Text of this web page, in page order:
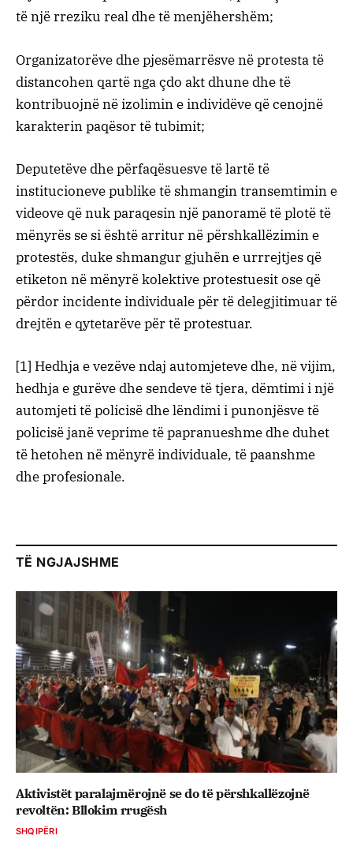
të një rreziku real dhe të menjëhershëm;
Organizatorëve dhe pjesëmarrësve në protesta të
distancohen qartë nga çdo akt dhune dhe të
kontribuojnë në izolimin e individëve që cenojnë
karakterin paqësor të tubimit;
Deputetëve dhe përfaqësuesve të lartë të
institucioneve publike të shmangin transemtimin e
videove që nuk paraqesin një panoramë të plotë të
mënyrës se si është arritur në përshkallëzimin e
protestës, duke shmangur gjuhën e urrrejtjes që
etiketon në mënyrë kolektive protestuesit ose që
përdor incidente individuale për të delegjitimuar të
drejtën e qytetarëve për të protestuar.
[1] Hedhja e vezëve ndaj automjeteve dhe, në vijim,
hedhja e gurëve dhe sendeve të tjera, dëmtimi i një
automjeti të policisë dhe lëndimi i punonjësve të
policisë janë veprime të papranueshme dhe duhet
të hetohen në mënyrë individuale, të paanshme
dhe profesionale.
TË NGJAJSHME
Aktivistët paralajmërojnë se do të përshkallëzojnë
revoltën: Bllokim rrugësh
SHQIPËRI